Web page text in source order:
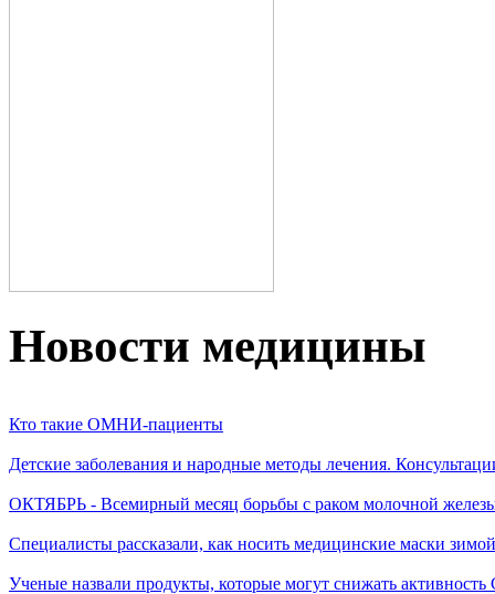
Новости медицины
Кто такие ОМНИ-пациенты
Детские заболевания и народные методы лечения.
ОКТЯБРЬ - Всемирный месяц борьбы с раком молочной
Специалисты рассказали, как носить медицинские маски зимой
Ученые назвали продукты, которые могут снижать